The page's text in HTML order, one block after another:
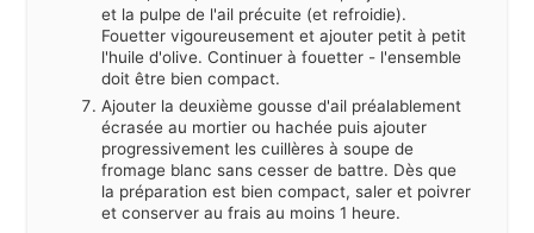
et la pulpe de l'ail précuite (et refroidie).
Fouetter vigoureusement et ajouter petit à petit
l'huile d'olive. Continuer à fouetter - l'ensemble
doit être bien compact.
Ajouter la deuxième gousse d'ail préalablement
écrasée au mortier ou hachée puis ajouter
progressivement les cuillères à soupe de
fromage blanc sans cesser de battre. Dès que
la préparation est bien compact, saler et poivrer
et conserver au frais au moins 1 heure.